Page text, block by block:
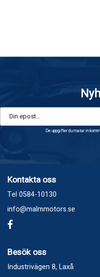
De uppgifter du matar in
Kontakta oss
Tel 0584-10130
info@malmmotors.se
Besök oss
Industrivägen 8, Laxå